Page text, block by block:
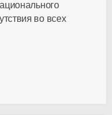
во всех